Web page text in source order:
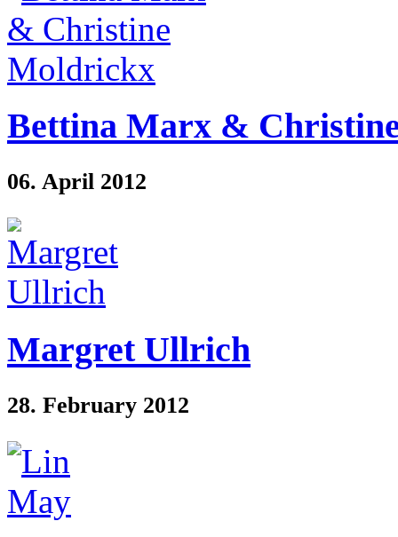
Bettina Marx &
06. April 2012
Margret Ullrich
28. February 2012